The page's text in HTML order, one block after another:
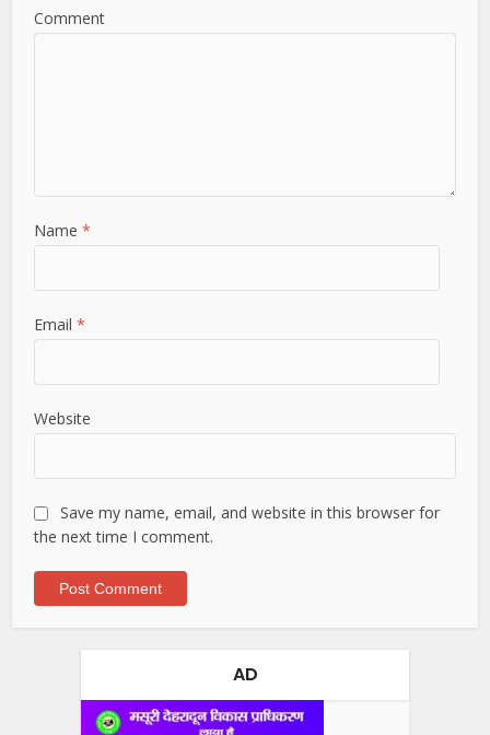
Comment
Name*
Email*
Website
Save my name, email, and website in this browser for
the next time I comment.
AD